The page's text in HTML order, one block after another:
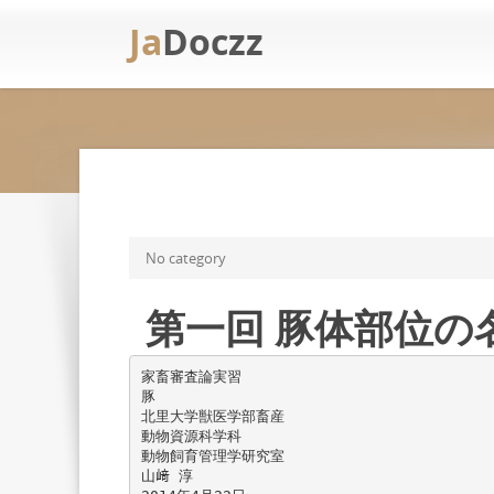
JaDoczz
No category
第一回 豚体部位の
家畜審査論実習
豚
北里大学獣医学部畜産
動物資源科学科
動物飼育管理学研究室
山﨑 淳